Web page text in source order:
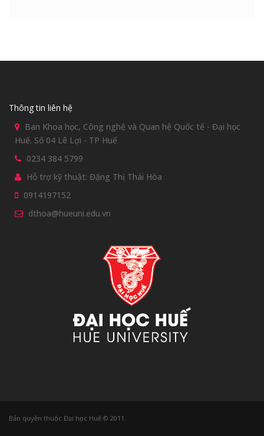
Thông tin liên hệ
Ban Khoa học, Công nghệ và Quan hệ Quốc tế - Đại học
Huế. Số 04 Lê Lợi - TP Huế
0234 384 5799
Hỗ trợ kỹ thuật: Đặng Thị Thái Hòa
0914197152
dthoa@hueuni.edu.vn
Bản quyền thuộc Đại học Huế © 2011.